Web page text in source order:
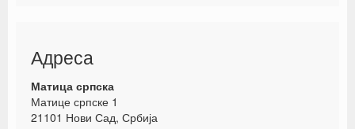
Адреса
Матица српска
Матице српске 1
21101 Нови Сад, Србија